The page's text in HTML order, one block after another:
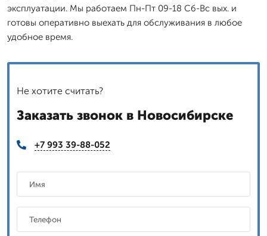
эксплуатации. Мы работаем Пн-Пт 09-18 Сб-Вс вых. и
готовы оперативно выехать для обслуживания в любое
удобное время.
Не хотите считать?
Заказать звонок в Новосибирске
+7 993 39-88-052